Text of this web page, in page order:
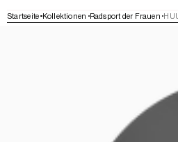
Startseite Kollektionen Radsport der Frauen
WEITER ZU DEN